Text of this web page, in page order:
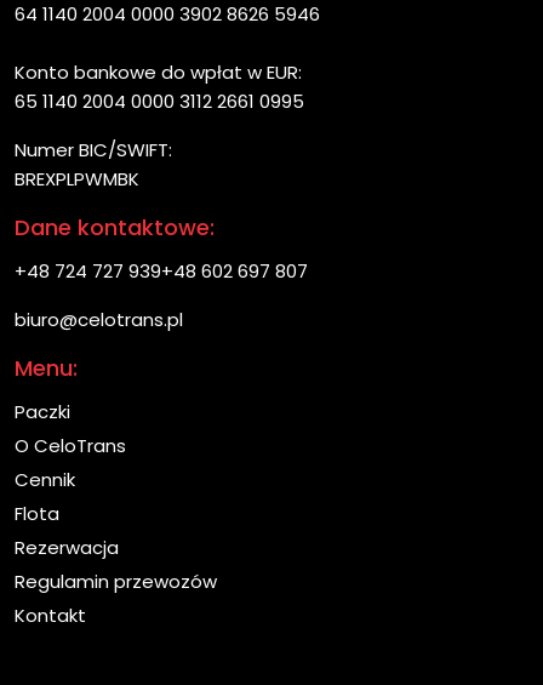
64 1140 2004 0000 3902 8626 5946
Konto bankowe do wpłat w EUR:
65 1140 2004 0000 3112 2661 0995
Numer BIC/SWIFT:
BREXPLPWMBK
Dane kontaktowe:
+48 724 727 939+48 602 697 807
biuro@celotrans.pl
Menu:
Paczki
O CeloTrans
Cennik
Flota
Rezerwacja
Regulamin przewozów
Kontakt